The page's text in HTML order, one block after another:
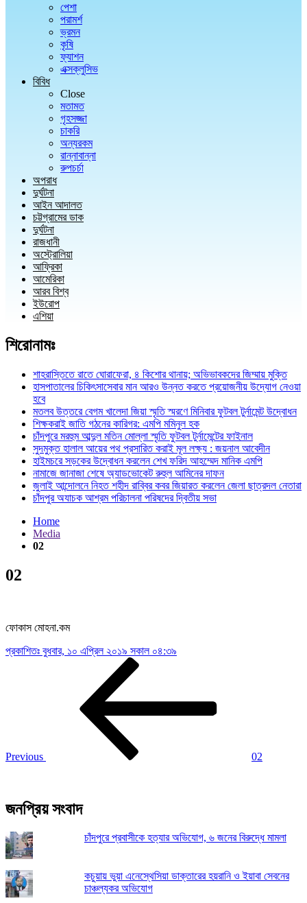
পেশা
পরামর্শ
ভ্রমন
কৃষি
ফ্যাশন
এক্সক্লুসিভ
বিবিধ
Close
মতামত
গৃহসজ্জা
চাকরি
অন্যরকম
রান্নাবান্না
রুপচর্চা
অপরাধ
দুর্ঘটনা
আইন আদালত
চট্টগ্রামের ডাক
দুর্ঘটনা
রাজধানী
অস্ট্রোলিয়া
আফ্রিকা
আমেরিকা
আরব বিশ্ব
ইউরোপ
এশিয়া
শিরোনামঃ
শাহরাস্তিতে রাতে ঘোরাফেরা, ৪ কিশোর থানায়; অভিভাবকদের জিম্মায় মুক্তি
হাসপাতালের চিকিৎসাসেবার মান আরও উন্নত করতে প্রয়োজনীয় উদ্যোগ নেওয়া
হবে
মতলব উত্তরে বেগম খালেদা জিয়া স্মৃতি স্মরণে মিনিবার ফুটবল টুর্নামেন্ট উদ্বোধন
শিক্ষকরাই জাতি গঠনের কারিগর: এমপি মমিনুল হক
চাঁদপুরে মরহুম আব্দুল মতিন মোল্লা স্মৃতি ফুটবল টুর্নামেন্টের ফাইনাল
সুদমুক্ত হালাল আয়ের পথ প্রসারিত করাই মূল লক্ষ্য : জয়নাল আবেদীন
হাইমচরে সড়কের উদ্বোধন করলেন শেখ ফরিদ আহম্মেদ মানিক এমপি
নামাজে জানাজা শেষে অ্যাডভোকেট রুহুল আমিনের দাফন
জুলাই আন্দোলনে নিহত শহীদ রাব্বির কবর জিয়ারত করলেন জেলা ছাত্রদল নেতারা
চাঁদপুর অযাচক আশ্রম পরিচালনা পরিষদের দ্বিতীয় সভা
Home
Media
02
02
ফোকাস মোহনা.কম
প্রকাশিতঃ বুধবার, ১০ এপ্রিল ২০১৯ সকাল ০৪:৩৯
Previous 02
জনপ্রিয় সংবাদ
চাঁদপুরে প্রবাসীকে হত্যার অভিযোগ, ৬ জনের বিরুদ্ধে মামলা
কচুয়ায় ভুয়া এনেস্থেসিয়া ডাক্তারের হয়রানি ও ইয়াবা সেবনের
চাঞ্চল্যকর অভিযোগ